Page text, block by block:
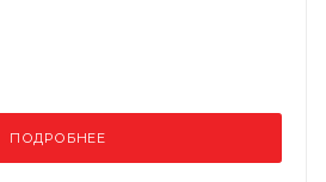
ПОДРОБНЕЕ